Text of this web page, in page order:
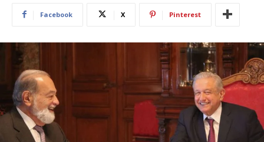
Facebook X Pinterest